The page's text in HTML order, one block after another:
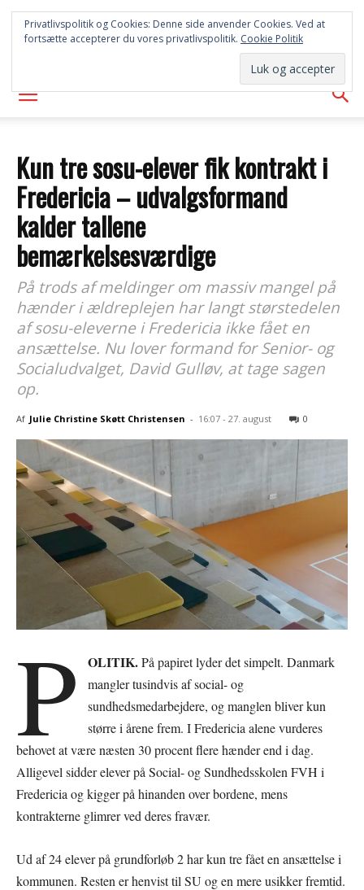
SYD
AVISEN
Kun tre sosu-elever fik kontrakt i
Fredericia – udvalgsformand
kalder tallene
bemærkelsesværdige
På trods af meldinger om massiv mangel på
hænder i ældreplejen har langt størstedelen
af sosu-eleverne i Fredericia ikke fået en
ansættelse. Nu lover formand for Senior- og
Socialudvalget, David Gulløv, at tage sagen
op.
Af Julie Christine Skøtt Christensen - 16:07 - 27. august 0
P OLITIK.På papiret lyder det simpelt. Danmark
mangler tusindvis af social- og
sundhedsmedarbejdere, og manglen bliver kun
større i årene frem. I Fredericia alene vurderes
behovet at være næsten 30 procent flere hænder end i dag.
Alligevel sidder elever på Social- og Sundhedsskolen FVH i
Fredericia og kigger på hinanden over bordene, mens
kontrakterne glimrer ved deres fravær.
Ud af 24 elever på grundforløb 2 har kun tre fået en ansættelse i
kommunen. Resten er henvist til SU og en mere usikker fremtid.
Privatlivspolitik og Cookies: Denne side anvender Cookies. Ved at
fortsætte accepterer du vores privatlivspolitik. Cookie Politik